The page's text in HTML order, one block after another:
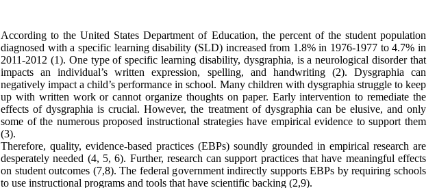
According to the United States Department of Education, the percent of the student population
diagnosed with a specific learning disability (SLD) increased from 1.8% in 1976-1977 to 4.7% in
2011-2012 (1). One type of specific learning disability, dysgraphia, is a neurological disorder that
impacts an individual’s written expression, spelling, and handwriting (2). Dysgraphia can
negatively impact a child’s performance in school. Many children with dysgraphia struggle to keep
up with written work or cannot organize thoughts on paper. Early intervention to remediate the
effects of dysgraphia is crucial. However, the treatment of dysgraphia can be elusive, and only
some of the numerous proposed instructional strategies have empirical evidence to support them
(3).
Therefore, quality, evidence-based practices (EBPs) soundly grounded in empirical research are
desperately needed (4, 5, 6). Further, research can support practices that have meaningful effects
on student outcomes (7,8). The federal government indirectly supports EBPs by requiring schools
to use instructional programs and tools that have scientific backing (2,9).